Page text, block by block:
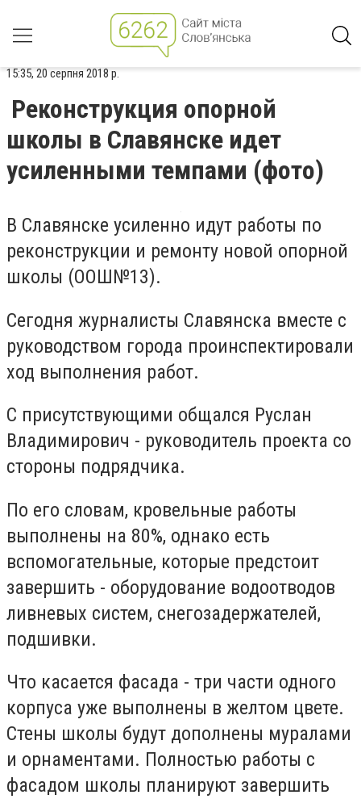
15:35, 20 серпня 2018 р.
Реконструкция опорной
школы в Славянске идет
усиленными темпами (фото)
В Славянске усиленно идут работы по
реконструкции и ремонту новой опорной
школы (ООШ№13).
Сегодня журналисты Славянска вместе с
руководством города проинспектировали
ход выполнения работ.
С присутствующими общался Руслан
Владимирович - руководитель проекта со
стороны подрядчика.
По его словам, кровельные работы
выполнены на 80%, однако есть
вспомогательные, которые предстоит
завершить - оборудование водоотводов
ливневых систем, снегозадержателей,
подшивки.
Что касается фасада - три части одного
корпуса уже выполнены в желтом цвете.
Стены школы будут дополнены муралами
и орнаментами. Полностью работы с
фасадом школы планируют завершить